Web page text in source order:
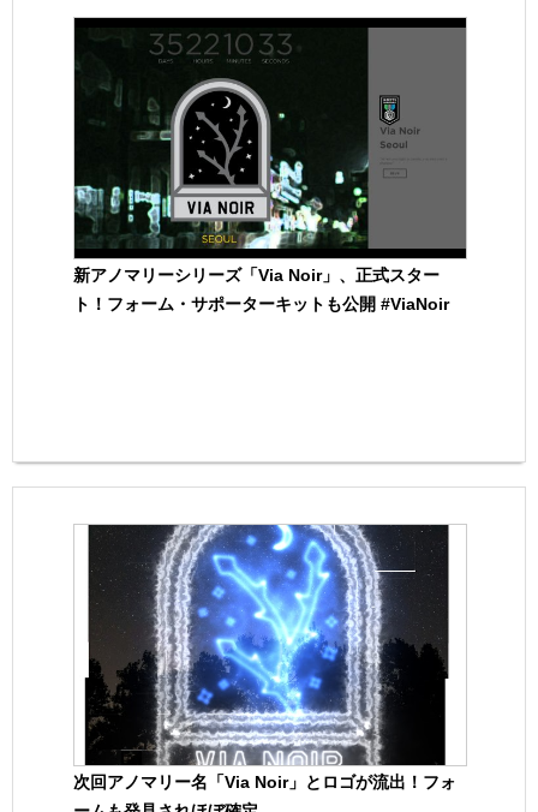
新アノマリーシリーズ「Via Noir」、正式スター
ト！フォーム・サポーターキットも公開 #ViaNoir
次回アノマリー名「Via Noir」とロゴが流出！フォ